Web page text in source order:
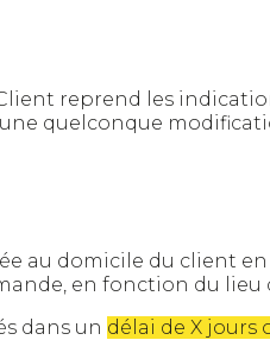
reprend les
quelconque
au domicile du client
en fonction du
dans un délai de X jours